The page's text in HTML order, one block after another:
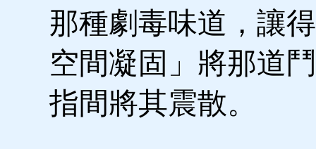
那種劇毒味道，讓
空間凝固」將那道
指間將其震散。